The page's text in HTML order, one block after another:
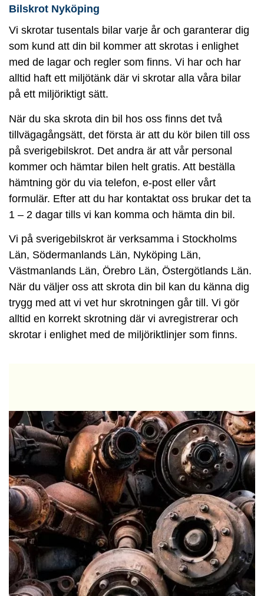
Bilskrot Nyköping
Vi skrotar tusentals bilar varje år och garanterar dig
som kund att din bil kommer att skrotas i enlighet
med de lagar och regler som finns. Vi har och har
alltid haft ett miljötänk där vi skrotar alla våra bilar
på ett miljöriktigt sätt.
När du ska skrota din bil hos oss finns det två
tillvägagångsätt, det första är att du kör bilen till oss
på sverigebilskrot. Det andra är att vår personal
kommer och hämtar bilen helt gratis. Att beställa
hämtning gör du via telefon, e-post eller vårt
formulär. Efter att du har kontaktat oss brukar det ta
1 – 2 dagar tills vi kan komma och hämta din bil.
Vi på sverigebilskrot är verksamma i Stockholms
Län, Södermanlands Län, Nyköping Län,
Västmanlands Län, Örebro Län, Östergötlands Län.
När du väljer oss att skrota din bil kan du känna dig
trygg med att vi vet hur skrotningen går till. Vi gör
alltid en korrekt skrotning där vi avregistrerar och
skrotar i enlighet med de miljöriktlinjer som finns.